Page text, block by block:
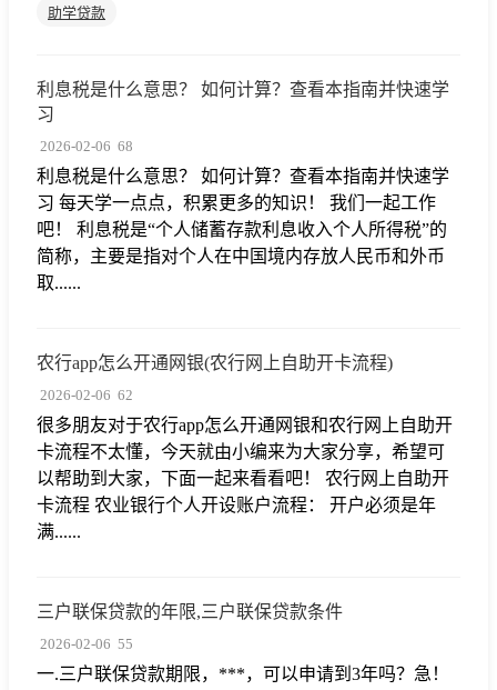
助学贷款
利息税是什么意思？ 如何计算？查看本指南并快速学
习
2026-02-06 68
利息税是什么意思？ 如何计算？查看本指南并快速学
习 每天学一点点，积累更多的知识！ 我们一起工作
吧！ 利息税是“个人储蓄存款利息收入个人所得税”的
简称，主要是指对个人在中国境内存放人民币和外币
取......
农行app怎么开通网银(农行网上自助开卡流程)
2026-02-06 62
很多朋友对于农行app怎么开通网银和农行网上自助开
卡流程不太懂，今天就由小编来为大家分享，希望可
以帮助到大家，下面一起来看看吧！ 农行网上自助开
卡流程 农业银行个人开设账户流程： 开户必须是年
满......
三户联保贷款的年限,三户联保贷款条件
2026-02-06 55
一.三户联保贷款期限，***，可以申请到3年吗？急！